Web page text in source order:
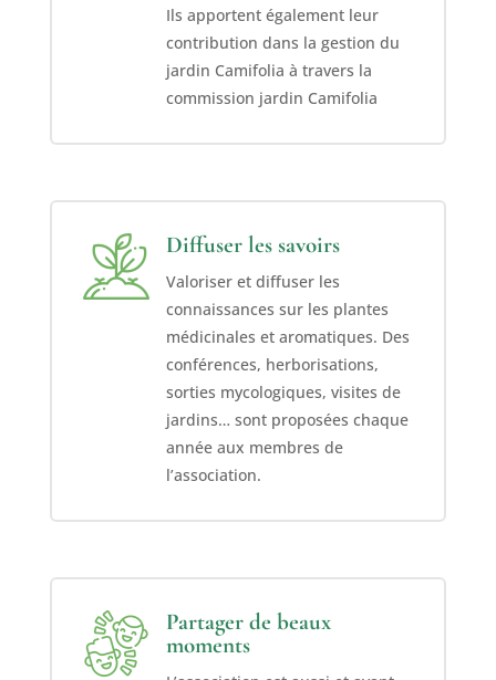
Ils apportent également leur
contribution dans la gestion du
jardin Camifolia à travers la
commission jardin Camifolia
Diffuser les savoirs
Valoriser et diffuser les
connaissances sur les plantes
médicinales et aromatiques. Des
conférences, herborisations,
sorties mycologiques, visites de
jardins… sont proposées chaque
année aux membres de
l’association.
Partager de beaux
moments